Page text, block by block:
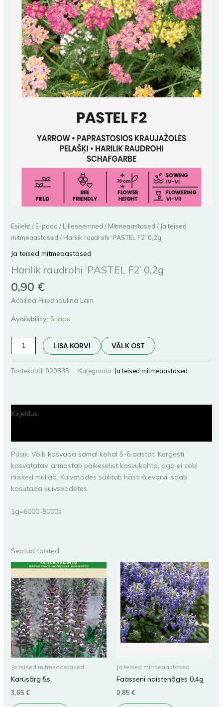
Esileht/ E-pood / Lilleseemned / Mitmeaastased / Ja teised
mitmeaastased / Harilik raudrohi ‘PASTEL F2’ 0,2g
Ja teised mitmeaastased
Harilik raudrohi ‘PASTEL F2’ 0,2g
0,90 €
Achillea Filipendulina Lam.
Availability: 5 laos
LISA KORVI VÄLK OST
Tootekood: 920835 Kategooria: Ja teised mitmeaastased
Kirjeldus
Püsik. Võib kasvada samal kohal 5-6 aastat. Kergesti
kasvatatav, armastab päikeselist kasvukohta, aga ei sobi
niisked mullad. Kuivatades säilitab hästi õievärvi, saab
kasutada kuivseadetes.
1g=6000-8000s
Seotud tooted
Ja teised mitmeaastased
Karusõrg 5s
3,65 €
Ja teised mitmeaastased
Faasseni naistenõges 0,4g
0,85 €